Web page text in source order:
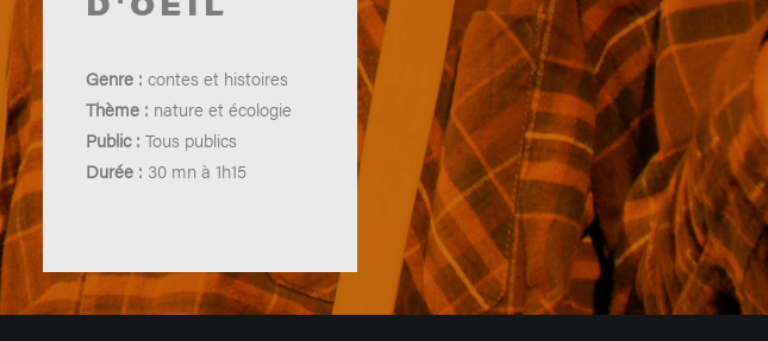
Genre : contes et histoires
Thème : nature et écologie
Public : Tous publics
Durée : 30 mn à 1h15